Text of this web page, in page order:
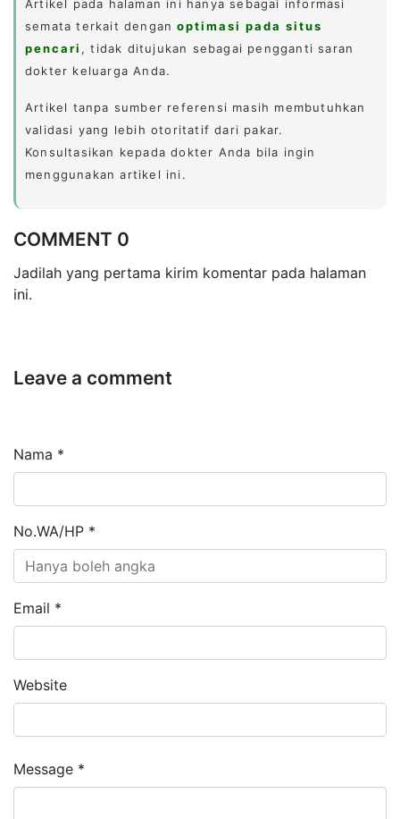
Artikel pada halaman ini hanya sebagai informasi
semata terkait denganoptimasi pada situs
pencari , tidak ditujukan sebagai pengganti saran
dokter keluarga Anda.
Artikel tanpa sumber referensi masih membutuhkan
validasi yang lebih otoritatif dari pakar.
Konsultasikan kepada dokter Anda bila ingin
menggunakan artikel ini.
COMMENT 0
Jadilah yang pertama kirim komentar pada halaman
ini.
Leave a comment
Nama *
No.WA/HP *
Email *
Website
Message *